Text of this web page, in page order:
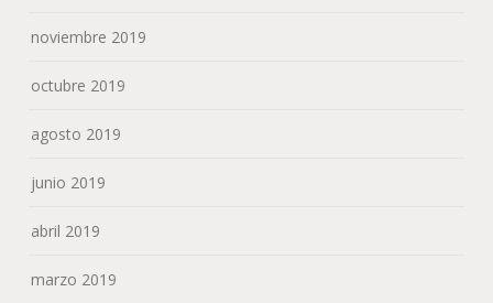
noviembre 2019
octubre 2019
agosto 2019
junio 2019
abril 2019
marzo 2019